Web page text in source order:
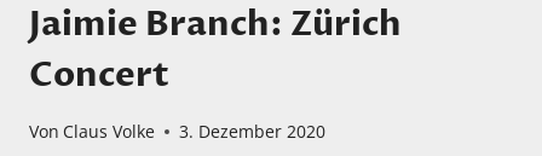
Jaimie Branch: Zürich
Concert
Von Claus Volke 3. Dezember 2020